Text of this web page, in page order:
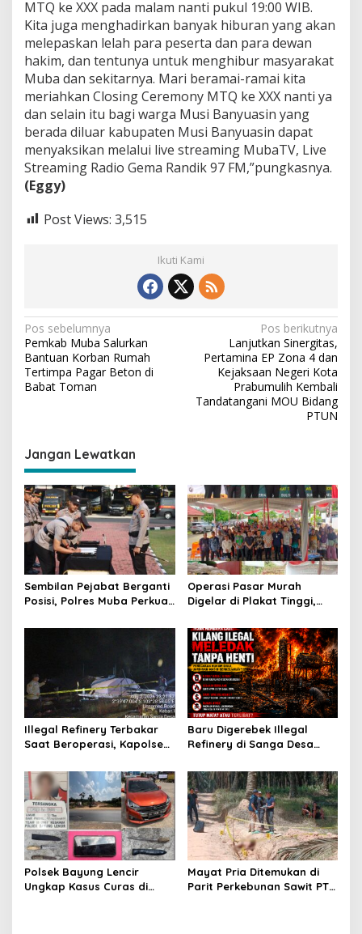
MTQ ke XXX pada malam nanti pukul 19:00 WIB.
Kita juga menghadirkan banyak hiburan yang akan
melepaskan lelah para peserta dan para dewan
hakim, dan tentunya untuk menghibur masyarakat
Muba dan sekitarnya. Mari beramai-ramai kita
meriahkan Closing Ceremony MTQ ke XXX nanti ya
dan selain itu bagi warga Musi Banyuasin yang
berada diluar kabupaten Musi Banyuasin dapat
menyaksikan melalui live streaming MubaTV, Live
Streaming Radio Gema Randik 97 FM,”pungkasnya.
(Eggy)
Post Views: 3,515
Ikuti Kami
N
a
v
a
s
i
p
o
s
Pos sebelumnya
Pemkab Muba Salurkan
Bantuan Korban Rumah
Tertimpa Pagar Beton di
Babat Toman
Pos berikutnya
Lanjutkan Sinergitas,
Pertamina EP Zona 4 dan
Kejaksaan Negeri Kota
Prabumulih Kembali
Tandatangani MOU Bidang
PTUN
Jangan Lewatkan
Sembilan Pejabat Berganti
Posisi, Polres Muba Perkuat
Presisi
Operasi Pasar Murah
Digelar di Plakat Tinggi,
Subsidi untuk Ringankan
Beban Warga
Illegal Refinery Terbakar
Saat Beroperasi, Kapolsek
Penindakan dan
Pencegahan Terus
Dilakukan
Baru Digerebek Illegal
Refinery di Sanga Desa
Hukum Dipertanyakan
Polsek Bayung Lencir
Ungkap Kasus Curas di
Mayat Pria Ditemukan di
Parit Perkebunan Sawit PT